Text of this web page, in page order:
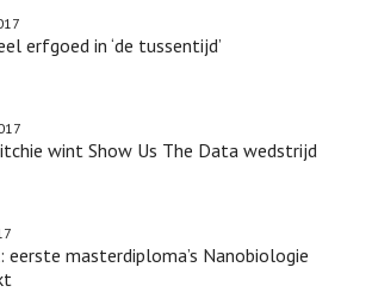
erfgoed in ‘de tussentijd’
wint Show Us The Data wedstrijd
eerste masterdiploma’s Nanobiologie